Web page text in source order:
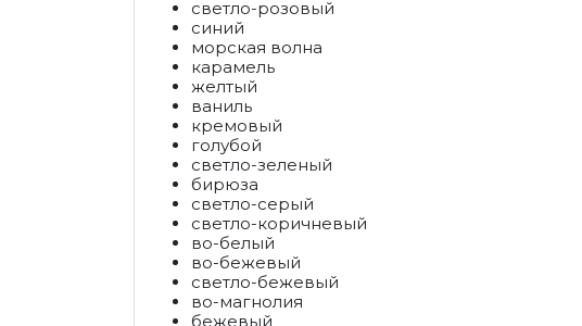
светло-розовый
синий
морская волна
карамель
желтый
ваниль
кремовый
голубой
светло-зеленый
бирюза
светло-серый
светло-коричневый
во-белый
во-бежевый
светло-бежевый
во-магнолия
бежевый